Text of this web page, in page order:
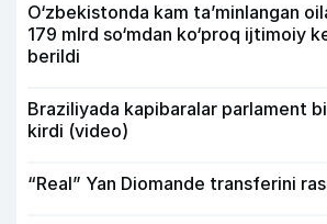
O‘zbekistonda kam ta’minlangan
179 mlrd so‘mdan ko‘proq ijtimoiy
berildi
Braziliyada kapibaralar parlament
kirdi (video)
“Real” Yan Diomande transferini